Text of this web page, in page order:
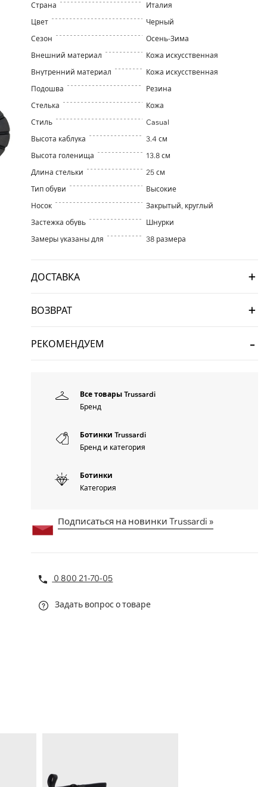
Страна
Италия
Цвет
Черный
Сезон
Осень-Зима
Внешний материал
Кожа искусственная
Внутренний материал
Кожа искусственная
Подошва
Резина
Стелька
Кожа
Стиль
Casual
Высота каблука
3.4 см
Высота голенища
13.8 см
Длина стельки
25 см
Тип обуви
Высокие
Носок
Закрытый, круглый
Застежка обувь
Шнурки
Замеры указаны для
38 размера
ДОСТАВКА
ВОЗВРАТ
РЕКОМЕНДУЕМ
Все товары Trussardi
Бренд
Ботинки Trussardi
Бренд и категория
Ботинки
Категория
Подписаться на новинки Trussardi »
0 800 21-70-05
Задать вопрос о товаре